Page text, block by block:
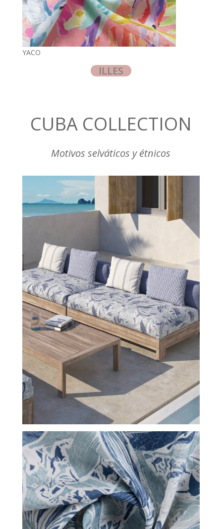
YACO
ILLES
CUBA COLLECTION
Motivos selváticos y étnicos